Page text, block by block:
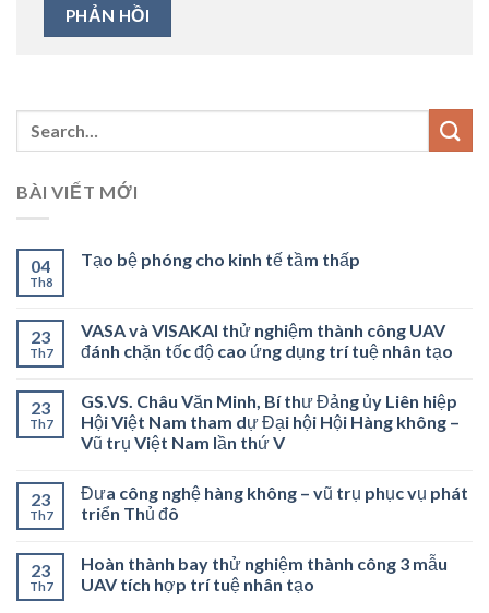
BÀI VIẾT MỚI
04
Th8
Tạo bệ phóng cho kinh tế tầm thấp
23
Th7
VASA và VISAKAI thử nghiệm thành công UAV
đánh chặn tốc độ cao ứng dụng trí tuệ nhân tạo
23
Th7
GS.VS. Châu Văn Minh, Bí thư Đảng ủy Liên hiệp
Hội Việt Nam tham dự Đại hội Hội Hàng không –
Vũ trụ Việt Nam lần thứ V
23
Th7
Đưa công nghệ hàng không – vũ trụ phục vụ phát
triển Thủ đô
23
Th7
Hoàn thành bay thử nghiệm thành công 3 mẫu
UAV tích hợp trí tuệ nhân tạo